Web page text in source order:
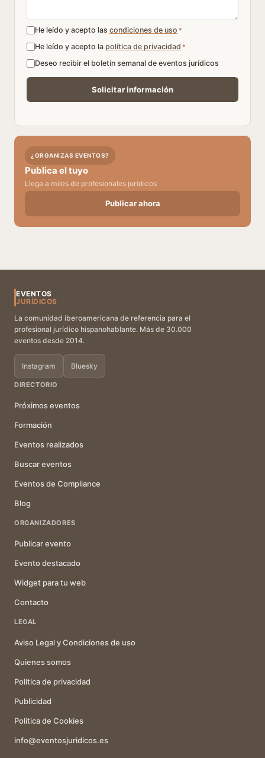
He leído y acepto las condiciones de uso *
He leído y acepto la política de privacidad *
Deseo recibir el boletín semanal de eventos jurídicos
¿ORGANIZAS EVENTOS?
Publica el tuyo
Llega a miles de profesionales jurídicos
Publicar ahora
EVENTOS
JURÍDICOS
La comunidad iberoamericana de referencia para el
profesional jurídico hispanohablante. Más de 30.000
eventos desde 2014.
Instagram Bluesky
DIRECTORIO
Próximos eventos
Formación
Eventos realizados
Buscar eventos
Eventos de Compliance
Blog
ORGANIZADORES
Publicar evento
Evento destacado
Widget para tu web
Contacto
LEGAL
Aviso Legal y Condiciones de uso
Quienes somos
Política de privacidad
Publicidad
Política de Cookies
info@eventosjuridicos.es